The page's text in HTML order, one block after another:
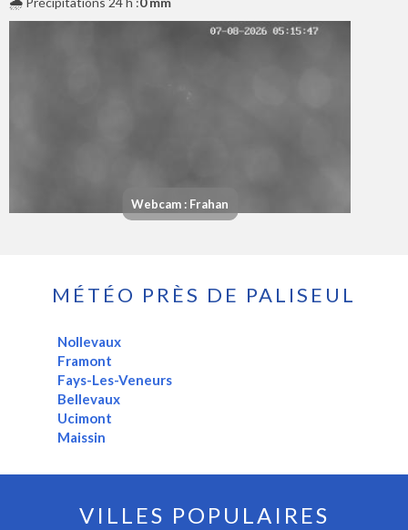
Webcam : Frahan
MÉTÉO PRÈS DE PALISEUL
Nollevaux
Framont
Fays-Les-Veneurs
Bellevaux
Ucimont
Maissin
VILLES POPULAIRES